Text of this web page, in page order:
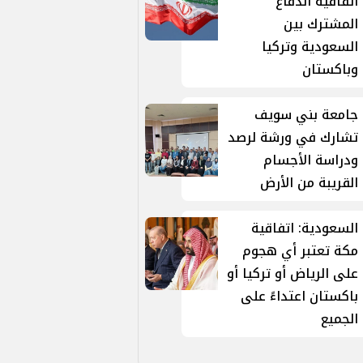
المشترك بين
السعودية وتركيا
وباكستان
جامعة بني سويف
تشارك في ورشة لرصد
ودراسة الأجسام
القريبة من الأرض
السعودية: اتفاقية
مكة تعتبر أي هجوم
على الرياض أو تركيا أو
باكستان اعتداءً على
الجميع